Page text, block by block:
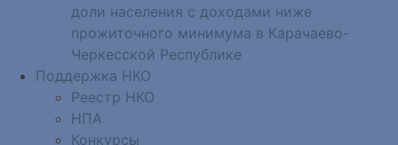
доли населения с доходами ниже
прожиточного минимума в Карачаево-
Черкесской Республике
Поддержка НКО
Реестр НКО
НПА
Конкурсы